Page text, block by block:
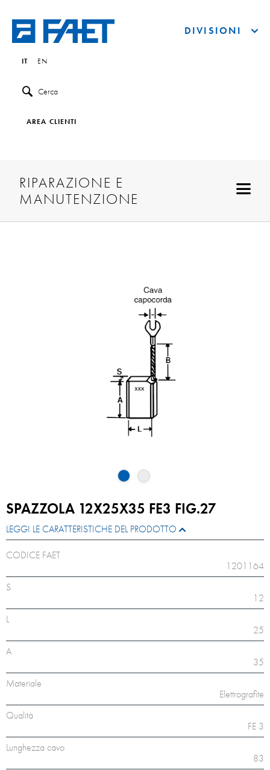
IT EN
Cerca
AREA CLIENTI
DIVISIONI
RIPARAZIONE E
MANUTENZIONE
SPAZZOLA 12X25X35 FE3 FIG.27
LEGGI LE CARATTERISTICHE DEL PRODOTTO
CODICE FAET
1201164
S
12
L
25
A
35
Materiale
Elettrografite
Qualità
FE 3
Lunghezza cavo
83